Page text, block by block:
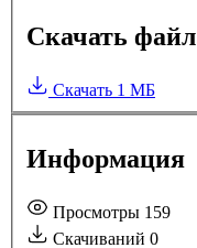
Скачать файл
Скачать 1 МБ
Информация
Просмотры 159
Скачиваний 0